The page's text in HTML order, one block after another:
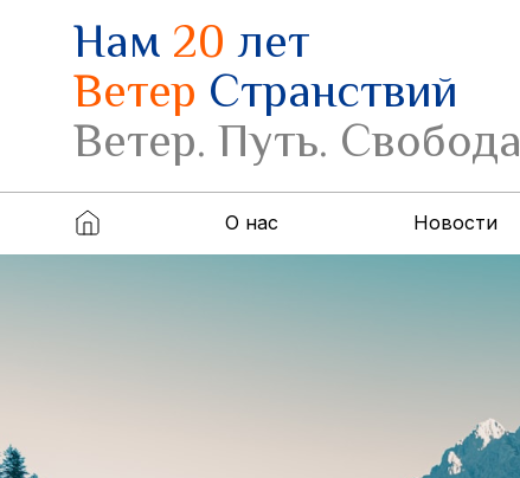
Нам20лет
Ветер Странствий
Ветер. Путь. Свобода
О нас Новости